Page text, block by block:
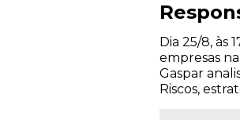
Dia 25/8, às
empresas
Gaspar
Riscos,